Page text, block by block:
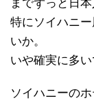
までずっと日本
特にソイハニ
いか。
いや確実に多い
ソイハニーの